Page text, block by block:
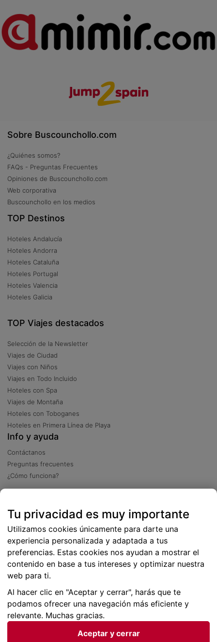
Sobre Buscounchollo.com
¿Quiénes somos?
FAQs - Preguntas Frecuentes
Opiniones de Buscounchollo.com
Web corporativa
Buscounchollo en los medios
TOP Destinos
Hoteles Andalucía
Hoteles Andorra
Hoteles Cataluña
Hoteles Portugal
Hoteles Valencia
Hoteles Galicia
TOP Viajes destacados
Selección de la Newsletter
Viajes de Ciudad
Viajes con Niños
Viajes en Todo Incluido
Hoteles con Spa
Viajes de Montaña
Hoteles con Toboganes
Hoteles en Primera Línea de Playa
Info y ayuda
Contáctanos
Preguntas frecuentes
¿Cómo funciona?
Más de 2 millones de descargas
Tu privacidad es muy importante
Utilizamos cookies únicamente para darte una
experiencia personalizada y adaptada a tus
preferencias. Estas cookies nos ayudan a mostrar el
contenido en base a tus intereses y optimizar nuestra
web para ti.
Al hacer clic en "Aceptar y cerrar", harás que te
podamos ofrecer una navegación más eficiente y
relevante. Muchas gracias.
Aceptar y cerrar